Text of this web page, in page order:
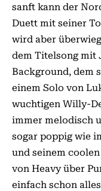
sanft kann der
Duett mit seiner
wird aber
dem Titelsong mit
Background, dem
einem Solo von
wuchtigen Willy­-
immer melodisch
sogar poppig wie
und seinem
von Heavy über
einfach schon